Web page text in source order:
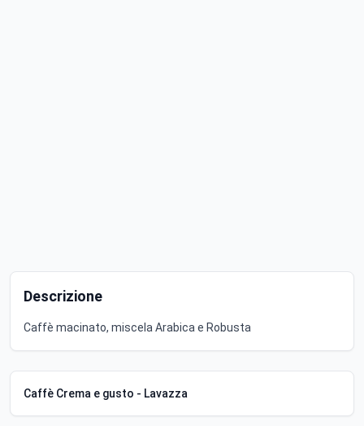
Descrizione
Caffè macinato, miscela Arabica e Robusta
Caffè Crema e gusto - Lavazza